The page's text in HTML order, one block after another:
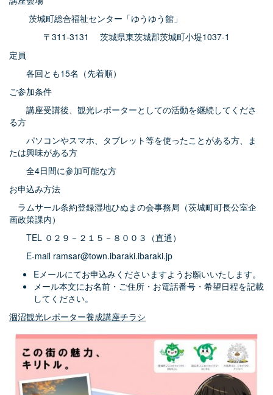
茨城町総合福祉センター「ゆうゆう館」
〒311-3131 茨城県東茨城郡茨城町小堤1037-1
定員
各回とも15名（先着順）
ご参加条件
講座受講後、観光レポーターとしての活動を継続してくださ
る方
パソコンやスマホ、タブレット等を使ったことがある方、ま
たは興味がある方
全4日間に参加可能な方
お申込み方法
ラムサール条約登録湿地ひぬまの会事務局（茨城町町長公室企
画政策課内）
TEL ０２９－２１５－８００３（直通）
E-mail ramsar@town.ibaraki.ibaraki.jp
Eメールにてお申込みくださいますようお願いいたします。
メール本文にお名前・ご住所・お電話番号・希望日程を記載
してください。
涸沼観光レポーター養成講座チラシ